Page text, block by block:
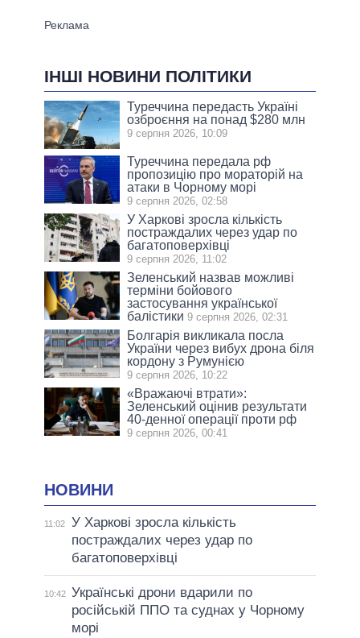
ІНШІ НОВИНИ ПОЛІТИКИ
Туреччина передасть Україні
озброєння на понад $280 млн
9 серпня 2026, 10:09
Туреччина передала рф
пропозицію про мораторій на
атаки в Чорному морі
9 серпня 2026, 02:58
У Харкові зросла кількість
постраждалих через удар по
багатоповерхівці
9 серпня 2026, 11:02
Зеленський назвав можливі
терміни бойового
застосування української
балістики 9 серпня 2026, 02:31
Болгарія викликала посла
України через вибух дрона біля
кордону з Румунією
9 серпня 2026, 10:22
«Вражаючі втрати»:
Зеленський оцінив результати
40-денної операції проти рф
9 серпня 2026, 00:41
НОВИНИ
11:02
У Харкові зросла кількість
постраждалих через удар по
багатоповерхівці
10:42 Українські дрони вдарили по
російській ППО та суднах у Чорному
морі